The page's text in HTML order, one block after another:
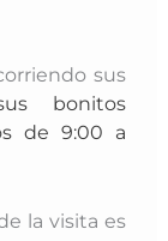
sus
bonitos
de 9:00 a
la visita es